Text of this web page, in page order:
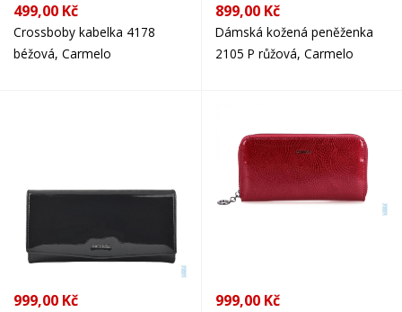
499,00 Kč
Crossboby kabelka 4178
béžová, Carmelo
899,00 Kč
Dámská kožená peněženka
2105 P růžová, Carmelo
999,00 Kč 999,00 Kč